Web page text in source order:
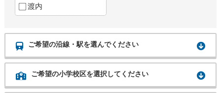
渡内
ご希望の沿線・駅を選んでください
ご希望の小学校区を選択してください